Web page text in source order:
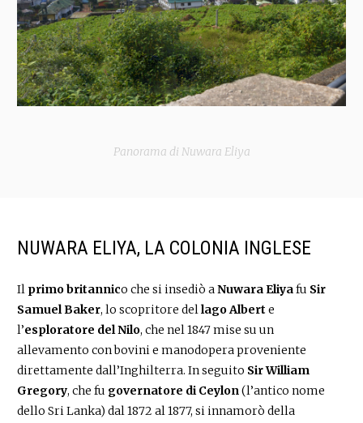
Panorama di Nuwara Eliya
NUWARA ELIYA, LA COLONIA INGLESE
Il primo britannico che si insediò aNuwara Eliyafu Sir
Samuel Baker, lo scopritore dellago Albert e
l’esploratore del Nilo, che nel 1847 mise su un
allevamento con bovini e manodopera proveniente
direttamente dall’Inghilterra. In seguito Sir William
Gregory, che fu governatore di Ceylon(l’antico nome
dello Sri Lanka) dal 1872 al 1877, si innamorò della